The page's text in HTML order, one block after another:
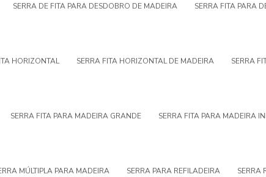
SERRA DE FITA PARA DESDOBRO DE MADEIRA SERRA FITA PARA
HORIZONTAL SERRA FITA HORIZONTAL DE MADEIRA SERRA
SERRA FITA PARA MADEIRA GRANDE SERRA FITA PARA MADEIRA
MÚLTIPLA PARA MADEIRA SERRA PARA REFILADEIRA SERRA